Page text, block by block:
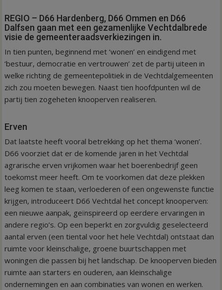
REGIO – D66 Hardenberg, D66 Ommen en D66
Dalfsen gaan met een gezamenlijke Vechtdalbrede
visie de gemeenteraadsverkiezingen in.
In tien punten, beginnend met ‘wonen’ en eindigend met
‘bestuur, democratie en vertrouwen’ zet de partij uiteen in
welke richting de gemeentepolitiek in de Vechtdalgemeenten
zich zou moeten bewegen. Naast tien hoofdpunten wil de
partij tien zogeheten knooperven realiseren.
Erven
Dat laatste heeft vooral betrekking op het thema ‘wonen’.
D66 voorziet dat er de komende jaren in het Vechtdal
agrarische erven vrijkomen waar het boerenbedrijf geen
toekomst meer heeft. Om te voorkomen dat deze plekken
leeg komen te staan, verloederen of een ongewenste functie
krijgen, introduceert D66 Vechtdal het concept knooperven:
een nieuwe aanpak, geïnspireerd op eerdere ervaringen in
andere regio’s. Op een beperkt en zorgvuldig geselecteerd
aantal erven (een tiental voor het hele Vechtdal) ontstaat dan
ruimte voor kleinschalige, groene buurtschappen met
woningen die passen bij het landschap. De knooperven bieden
ruimte aan starters en ouderen, aan kleinschalige
ondernemingen en aan combinaties van wonen en werken.